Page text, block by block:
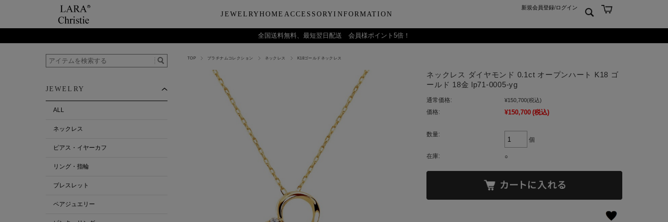
JEWELRY
Category
ピアス・イヤーカフ
Collection
PT/プラチナ
K18/ゴールド
ペアジュエリー
メンズジュエリー
レディースジュエリー
ピンキーリング
チャーム
HOME
テーブルウェア
ペアグラスタンブラー
ペアビアタンブラー
ペアおちょこ
インテリア
リードディフューザー
ケア用品
収納ボックス
ボールペン
ACCESSORY
ビューティー
ハンドクリーム
今治タオル
バラエティーギフト
今治タオルギフトセット
一輪薔薇ギフトセット
テディベアギフトセット
ジュエリーポーチ
INFORMATION
お支払い・配送について
LARA Christieについて
ギフトラッピングサービス
サイトマップ
LARA Christie Style マガジン
レディースファッション
メンズファッション
プレゼントギフト
お問合せ
新規会員登録/ログイン
全国送料無料、最短翌日配送 会員様ポイント5倍！
TOP プラチナムコレクション ネックレス K18ゴールドネックレス
ネックレス ダイヤモンド 0.1ct オープンハート K18 ゴ
ールド 18金 lp71-0005-yg
通常価格: ¥150,700(税込)
価格: ¥150,700 (税込)
数量:
個
在庫: ○
JEWELRY
ALL
ネックレス
ピアス・イヤーカフ
リング・指輪
ブレスレット
ペアジュエリー